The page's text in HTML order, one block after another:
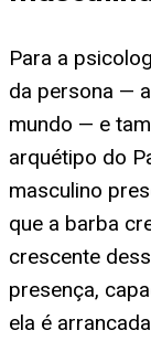
Para a
da persona —
mundo — e
arquétipo do
masculino
que a barba
crescente
presença,
ela é